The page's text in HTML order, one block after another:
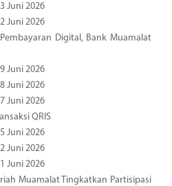
Juni 2026
Juni 2026
Digital, Bank Muamalat
Juni 2026
Juni 2026
Juni 2026
QRIS
Juni 2026
Juni 2026
Juni 2026
Muamalat Tingkatkan Partisipasi